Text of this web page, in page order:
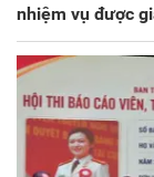
nhiệm vụ được